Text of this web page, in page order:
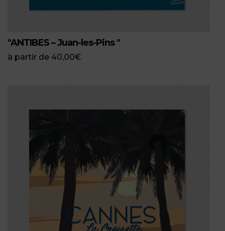
"ANTIBES – Juan-les-Pins "
à partir de 40,00€